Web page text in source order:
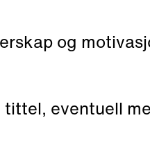
og
eventuell